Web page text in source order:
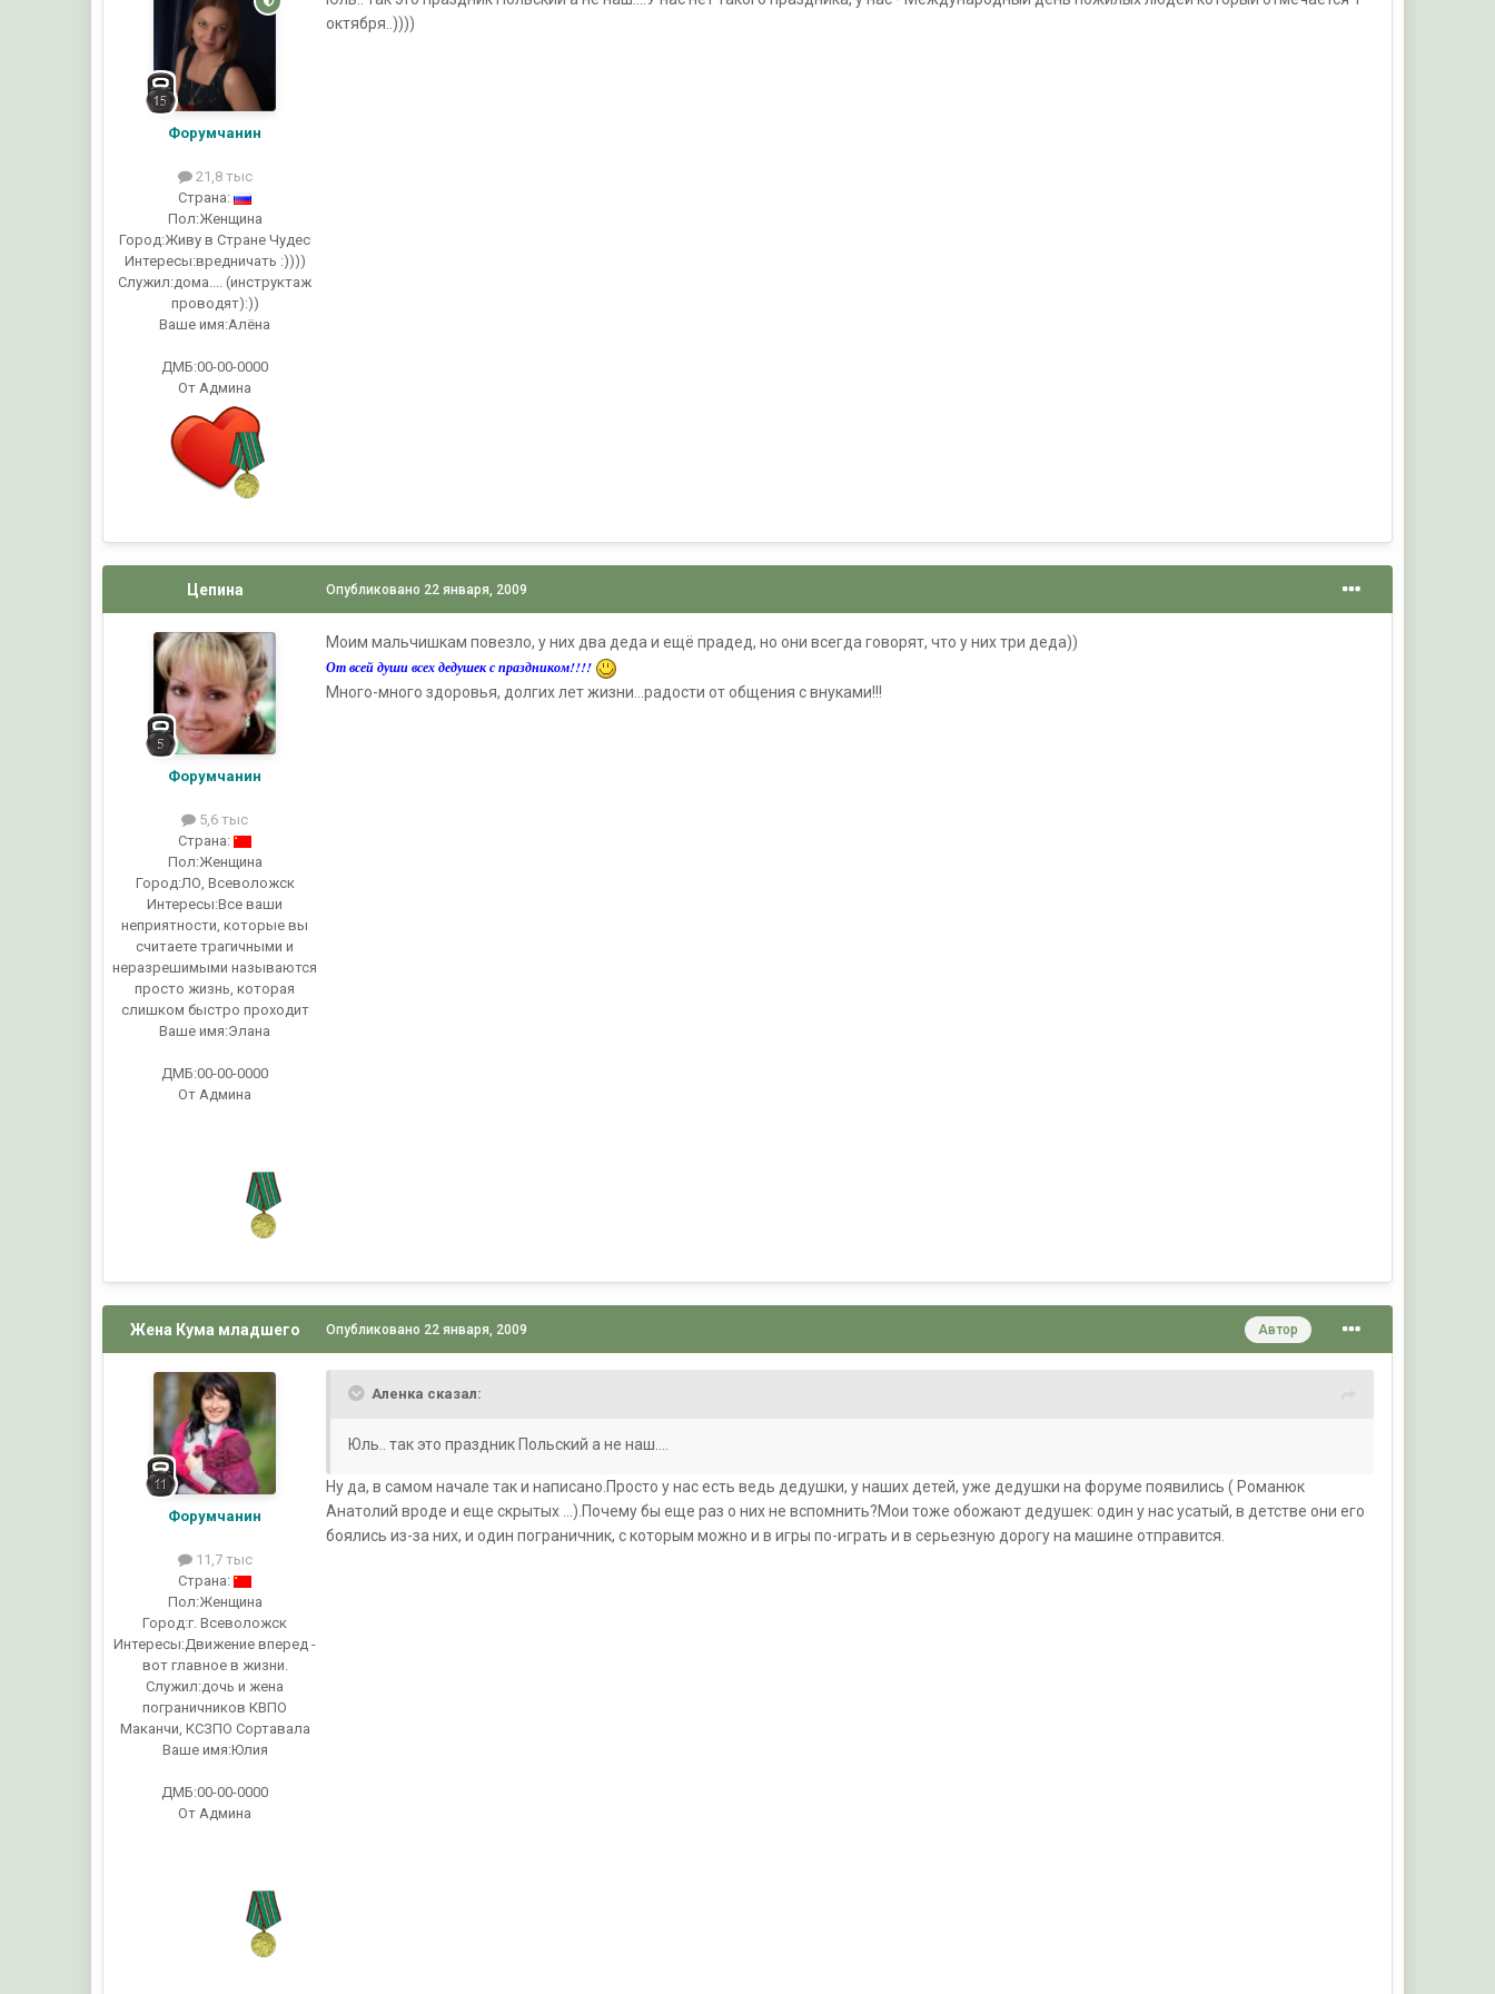
Форумчанин
21,8 тыс
Страна:
Пол:Женщина
Город:Живу в Стране Чудес
Интересы:вредничать :))))
Служил:дома.... (инструктаж
проводят):))
Ваше имя:Алёна
ДМБ:00-00-0000
От Админа
октября..))))
Цепина
Форумчанин
5,6 тыс
Страна:
Пол:Женщина
Город:ЛО, Всеволожск
Интересы:Все ваши
неприятности, которые вы
считаете трагичными и
неразрешимыми называются
просто жизнь, которая
слишком быстро проходит
Ваше имя:Элана
ДМБ:00-00-0000
От Админа
Опубликовано 22 января, 2009
Моим мальчишкам повезло, у них два деда и ещё прадед, но они всегда говорят, что у них три деда))
От всей души всех дедушек с праздником!!!!
Много-много здоровья, долгих лет жизни...радости от общения с внуками!!!
Жена Кума младшего
Форумчанин
11,7 тыс
Страна:
Пол:Женщина
Город:г. Всеволожск
Интересы:Движение вперед -
вот главное в жизни.
Служил:дочь и жена
пограничников КВПО
Маканчи, КСЗПО Сортавала
Ваше имя:Юлия
ДМБ:00-00-0000
От Админа
Автор
Опубликовано 22 января, 2009
Аленка сказал:
Юль.. так это праздник Польский а не наш....
Ну да, в самом начале так и написано.Просто у нас есть ведь дедушки, у наших детей, уже дедушки на форуме появились ( Романюк
Анатолий вроде и еще скрытых ...).Почему бы еще раз о них не вспомнить?Мои тоже обожают дедушек: один у нас усатый, в детстве они его
боялись из-за них, и один пограничник, с которым можно и в игры по-играть и в серьезную дорогу на машине отправится.